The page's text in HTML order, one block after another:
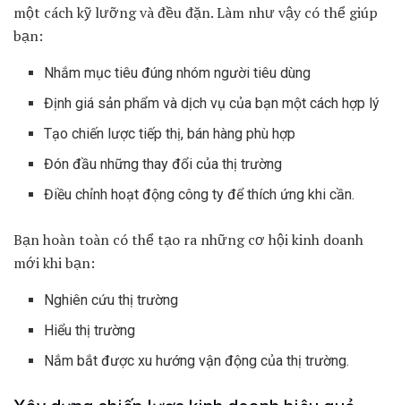
một cách kỹ lưỡng và đều đặn. Làm như vậy có thể giúp
bạn:
Nhắm mục tiêu đúng nhóm người tiêu dùng
Định giá sản phẩm và dịch vụ của bạn một cách hợp lý
Tạo chiến lược tiếp thị, bán hàng phù hợp
Đón đầu những thay đổi của thị trường
Điều chỉnh hoạt động công ty để thích ứng khi cần.
Bạn hoàn toàn có thể tạo ra những cơ hội kinh doanh
mới khi bạn:
Nghiên cứu thị trường
Hiểu thị trường
Nắm bắt được xu hướng vận động của thị trường.